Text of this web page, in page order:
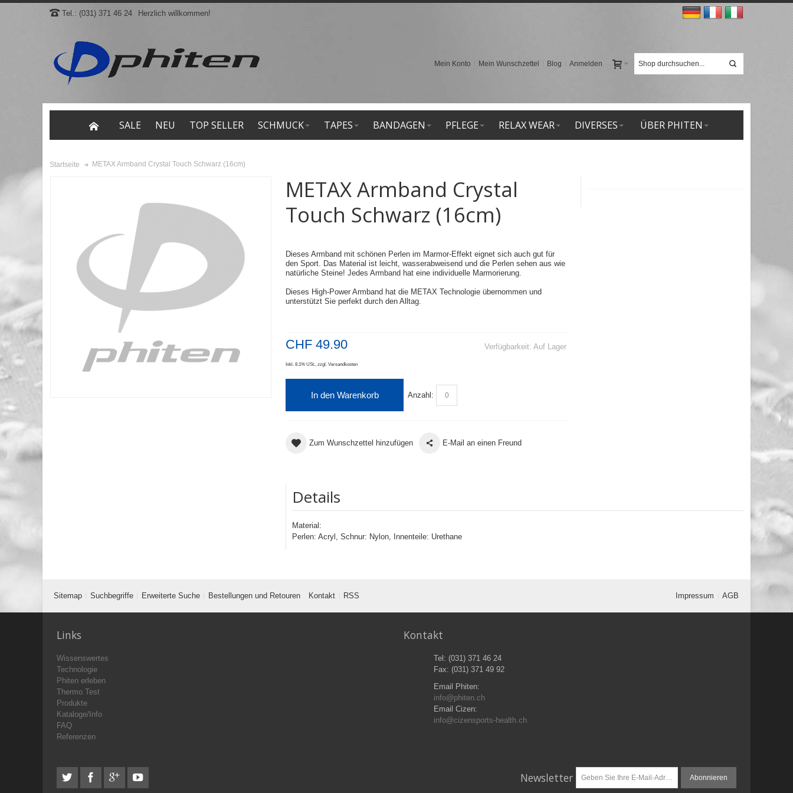
Tel.: (031) 371 46 24 Herzlich willkommen!
Mein Konto Mein Wunschzettel Blog Anmelden
SALE NEU TOP SELLER SCHMUCK TAPES BANDAGEN PFLEGE RELAX WEAR DIVERSES ÜBER PHITEN
Startseite METAX Armband Crystal Touch Schwarz (16cm)
METAX Armband Crystal
Touch Schwarz (16cm)
Dieses Armband mit schönen Perlen im Marmor-Effekt eignet sich auch gut für
den Sport. Das Material ist leicht, wasserabweisend und die Perlen sehen aus wie
natürliche Steine! Jedes Armband hat eine individuelle Marmorierung.
Dieses High-Power Armband hat die METAX Technologie übernommen und
unterstützt Sie perfekt durch den Alltag.
Verfügbarkeit: Auf Lager
CHF 49.90
Inkl. 8.1% USt. zzgl. Versandkosten
Anzahl:
In den Warenkorb
Zum Wunschzettel hinzufügen E-Mail an einen Freund
Details
Material:
Perlen: Acryl, Schnur: Nylon, Innenteile: Urethane
Sitemap Suchbegriffe Erweiterte Suche Bestellungen und Retouren Kontakt RSS Impressum AGB
Links
Wissenswertes
Technologie
Phiten erleben
Thermo Test
Produkte
Kataloge/Info
FAQ
Referenzen
Kontakt
Tel: (031) 371 46 24
Fax: (031) 371 49 92
Email Phiten:
info@phiten.ch
Email Cizen:
info@cizensports-health.ch
Newsletter Abonnieren